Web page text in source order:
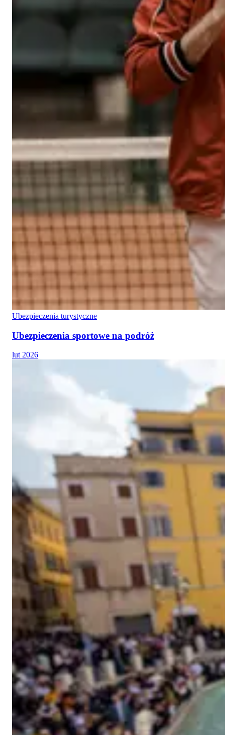
Ubezpieczenia turystyczne
Ubezpieczenia sportowe na podróż
lut 2026